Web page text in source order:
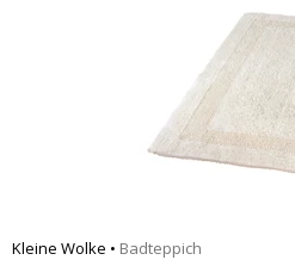
Kleine Wolke • Badteppich